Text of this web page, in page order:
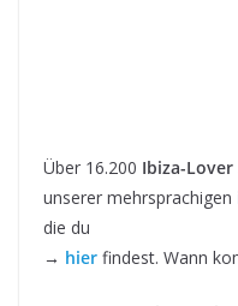
Über 16.200 Ibiza-Lover
unserer mehrsprachigen
die du
→ hier findest. Wann